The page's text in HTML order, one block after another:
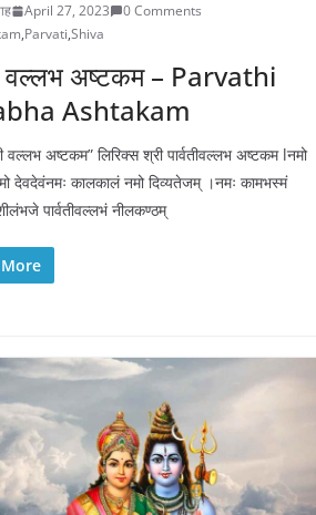
April 27, 2023
0 Comments
,Parvati,Shiva
वल्लभ अष्टकम – Parvathi
Ashtakam
वल्लभ अष्टकम” लिरिक्स श्री पार्वतीवल्लभ अष्टकम lनमो
देवदेवंनमः कालकालं नमो दिव्यतेजम् ।नमः कामभस्मं
पार्वतीवल्लभं नीलकण्ठम्